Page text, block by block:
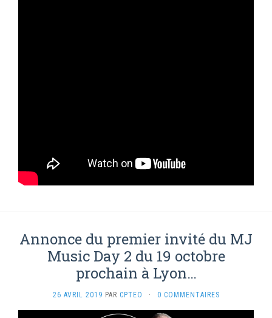
Annonce du premier invité du MJ
Music Day 2 du 19 octobre
prochain à Lyon…
26 AVRIL 2019 PAR CPTEO · 0 COMMENTAIRES